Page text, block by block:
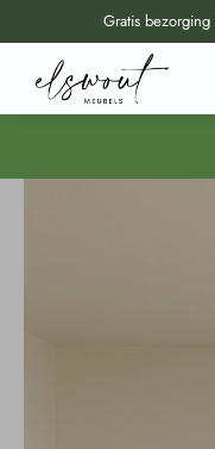
Gratis
Doorzoek al